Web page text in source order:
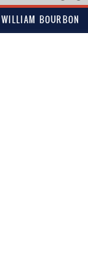
BOURBON